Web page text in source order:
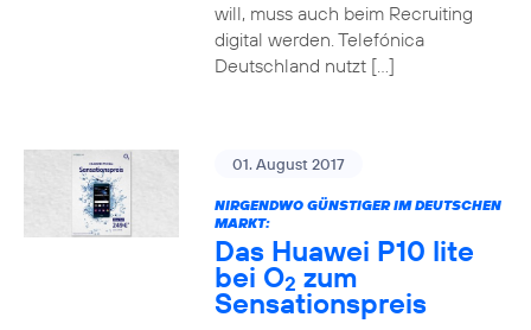
will, muss auch beim Recruiting
digital werden. Telefónica
Deutschland nutzt […]
01. August 2017
NIRGENDWO GÜNSTIGER IM DEUTSCHEN
MARKT:
Das Huawei P10 lite
bei O2 zum
Sensationspreis